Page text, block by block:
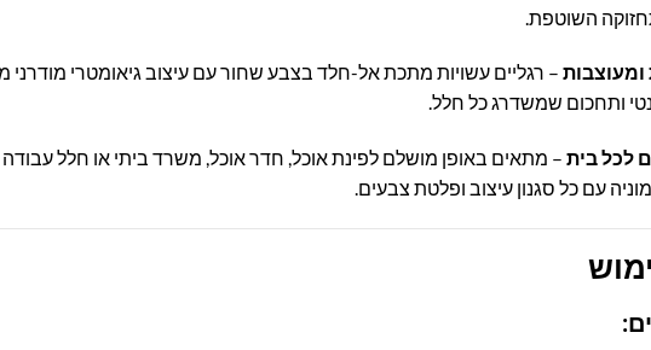
השוטפת.
ומעוצבות – רגליים עשויות מתכת אל-חלד בצבע שחור עם עיצוב גיאומטרי מודרני
ותחכום שמשדרג כל חלל.
לכל בית – מתאים באופן מושלם לפינת אוכל, חדר אוכל, משרד ביתי או חלל עבודה
עם כל סגנון עיצוב ופלטת צבעים.